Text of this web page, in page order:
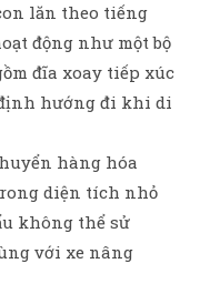
lăn theo tiếng
động như một bộ
đĩa xoay tiếp xúc
hướng đi khi di
hàng hóa
diện tích nhỏ
không thể sử
với xe nâng